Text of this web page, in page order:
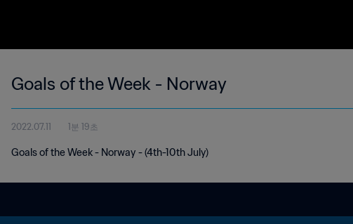
Goals of the Week - Norway
2022.07.11 1분 19초
Goals of the Week - Norway - (4th-10th July)